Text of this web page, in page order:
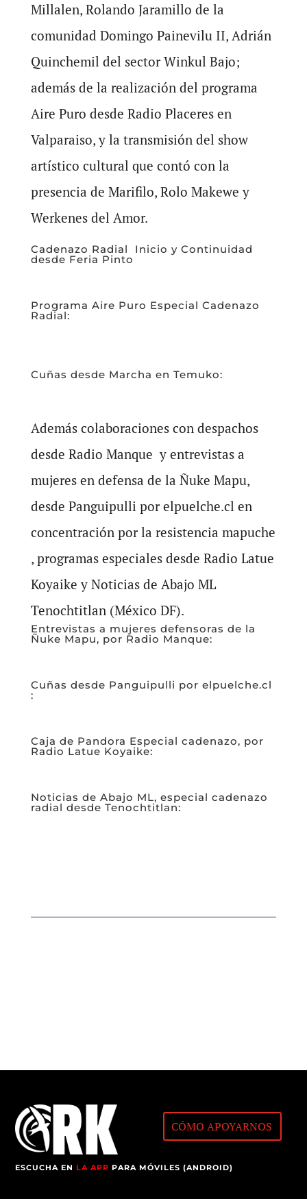
Millalen, Rolando Jaramillo de la
comunidad Domingo Painevilu II, Adrián
Quinchemil del sector Winkul Bajo;
además de la realización del programa
Aire Puro desde Radio Placeres en
Valparaiso, y la transmisión del show
artístico cultural que contó con la
presencia de Marifilo, Rolo Makewe y
Werkenes del Amor.
Cadenazo Radial Inicio y Continuidad
desde Feria Pinto
Programa Aire Puro Especial Cadenazo
Radial:
Cuñas desde Marcha en Temuko:
Además colaboraciones con despachos
desde Radio Manque y entrevistas a
mujeres en defensa de la Ñuke Mapu,
desde Panguipulli por elpuelche.cl en
concentración por la resistencia mapuche
, programas especiales desde Radio Latue
Koyaike y Noticias de Abajo ML
Tenochtitlan (México DF).
Entrevistas a mujeres defensoras de la
Ñuke Mapu, por Radio Manque:
Cuñas desde Panguipulli por elpuelche.cl
:
Caja de Pandora Especial cadenazo, por
Radio Latue Koyaike:
Noticias de Abajo ML, especial cadenazo
radial desde Tenochtitlan:
CÓMO APOYARNOS
ESCUCHA ENLA APP PARA MÓVILES (ANDROID)